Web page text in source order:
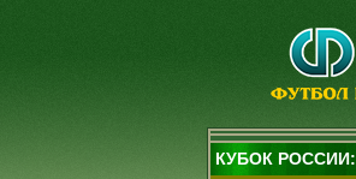
КУБОК РОССИИ: